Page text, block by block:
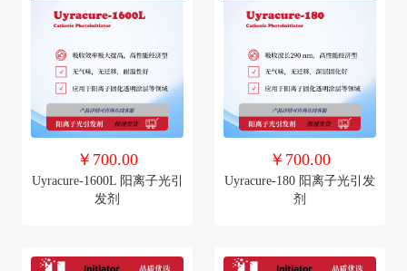
￥700.00
Uyracure-1600L 阳离子光引
发剂
￥700.00
Uyracure-180 阳离子光引发
剂